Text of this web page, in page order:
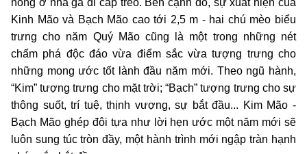
hồng ở nhà ga đi cáp treo. Bên cạnh đó, sự xuất hiện của
Kinh Mão và Bạch Mão cao tới 2,5 m - hai chú mèo biểu
trưng cho năm Quý Mão cũng là một trong những nét
chấm phá độc đáo vừa điểm sắc vừa tượng trưng cho
những mong ước tốt lành đầu năm mới. Theo ngũ hành,
“Kim” tượng trưng cho mặt trời; “Bạch” tượng trưng cho sự
thông suốt, trí tuệ, thịnh vượng, sự bắt đầu... Kim Mão -
Bạch Mão ghép đôi tựa như lời hẹn ước một năm mới sẽ
luôn sung túc tròn đầy, một hành trình mới ngập tràn hạnh